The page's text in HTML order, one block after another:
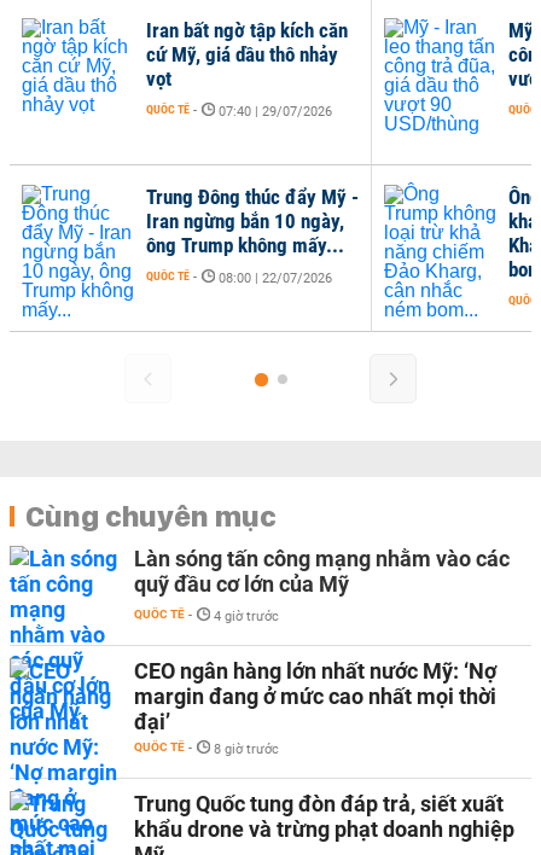
Iran bất ngờ tập kích căn
cứ Mỹ, giá dầu thô nhảy
vọt
QUỐC TẾ - 07:40 | 29/07/2026
Trung Đông thúc đẩy Mỹ -
Iran ngừng bắn 10 ngày,
ông Trump không mấy...
QUỐC TẾ - 08:00 | 22/07/2026
Mỹ - Iran leo thang
công trả đũa, giá
vượt 90 USD/thùng
QUỐC TẾ - 07:00 | 20/07/
Ông Trump không
khả năng chiếm Đảo
Kharg, cân nhắc ném
bom...
QUỐC TẾ - 07:43 | 16/07/
Cùng chuyên mục
Làn sóng tấn công mạng nhằm vào các
quỹ đầu cơ lớn của Mỹ
QUỐC TẾ - 4 giờ trước
CEO ngân hàng lớn nhất nước Mỹ: ‘Nợ
margin đang ở mức cao nhất mọi thời
đại’
QUỐC TẾ - 8 giờ trước
Trung Quốc tung đòn đáp trả, siết xuất
khẩu drone và trừng phạt doanh nghiệp